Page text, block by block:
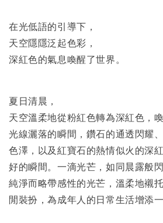
在光低語的引導下，
天空隱隱泛起色彩，
深紅色的氣息喚醒了世界。
夏日清晨，
天空溫柔地從粉紅色轉為深紅色，
光線灑落的瞬間，鑽石的通透閃耀
色澤，以及紅寶石的熱情似火的深
好的瞬間。一滴光芒，如同晨露般
純淨而略帶感性的光芒，溫柔地襯
閒裝扮，為成年人的日常生活增添一